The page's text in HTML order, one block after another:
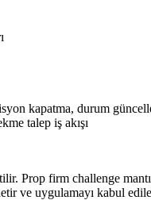
kapatma, durum
talep iş akışı
Prop firm challenge
ve uygulamayı kabul